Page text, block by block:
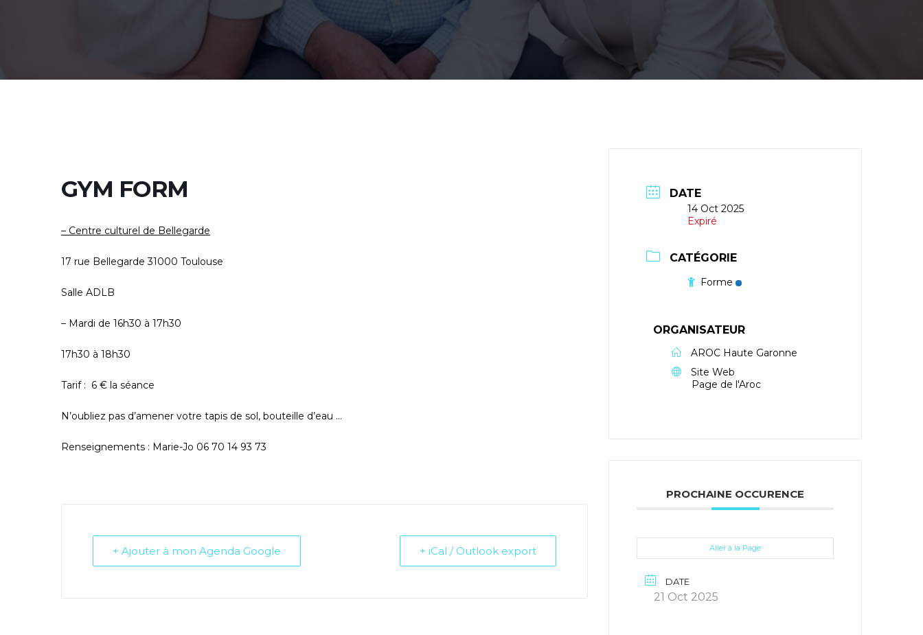
GYM FORM
– Centre culturel de Bellegarde
17 rue Bellegarde 31000 Toulouse
Salle ADLB
– Mardi de 16h30 à 17h30
17h30 à 18h30
Tarif : 6 € la séance
N’oubliez pas d’amener votre tapis de sol, bouteille d’eau …
Renseignements : Marie-Jo 06 70 14 93 73
+ Ajouter à mon Agenda Google + iCal / Outlook export
DATE
14 Oct 2025
Expiré
CATÉGORIE
Forme
ORGANISATEUR
AROC Haute Garonne
Site Web
Page de l'Aroc
PROCHAINE OCCURENCE
Aller à la Page
DATE
21 Oct 2025